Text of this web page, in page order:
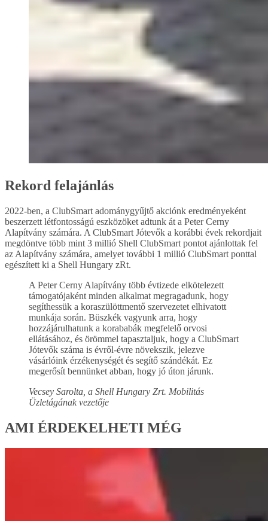
Rekord felajánlás
2022-ben, a ClubSmart adománygyűjtő akciónk eredményeként
beszerzett létfontosságú eszközöket adtunk át a Peter Cerny
Alapítvány számára. A ClubSmart Jótevők a korábbi évek rekordjait
megdöntve több mint 3 millió Shell ClubSmart pontot ajánlottak fel
az Alapítvány számára, amelyet további 1 millió ClubSmart ponttal
egészített ki a Shell Hungary zRt.
A Peter Cerny Alapítvány több évtizede elkötelezett
támogatójaként minden alkalmat megragadunk, hogy
segíthessük a koraszülöttmentő szervezetet elhivatott
munkája során. Büszkék vagyunk arra, hogy
hozzájárulhatunk a korababák megfelelő orvosi
ellátásához, és örömmel tapasztaljuk, hogy a ClubSmart
Jótevők száma is évről-évre növekszik, jelezve
vásárlóink érzékenységét és segítő szándékát. Ez
megerősít bennünket abban, hogy jó úton járunk.
Vecsey Sarolta, a Shell Hungary Zrt. Mobilitás
Üzletágának vezetője
AMI ÉRDEKELHETI MÉG